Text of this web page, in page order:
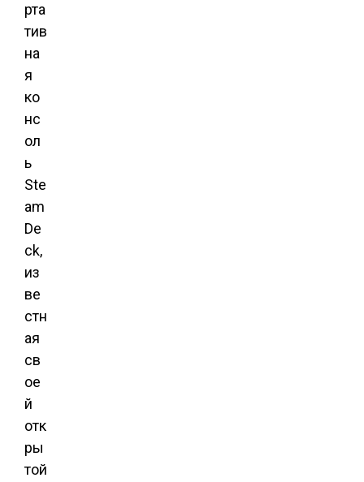
рта
тив
на
я
ко
нс
ол
ь
Ste
am
De
ck,
из
ве
стн
ая
св
ое
й
отк
ры
той